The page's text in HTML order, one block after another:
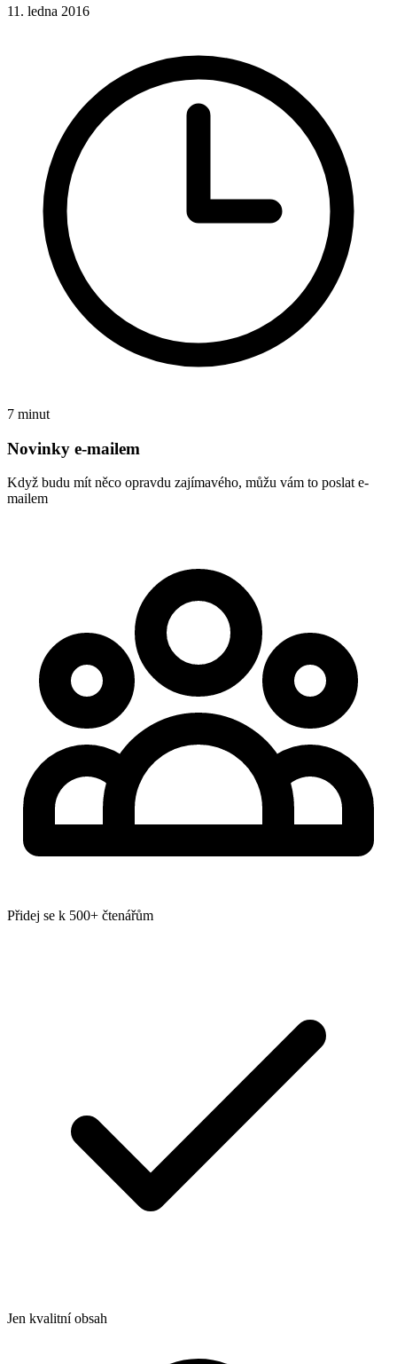
11. ledna 2016
7 minut
Novinky e-mailem
Když budu mít něco opravdu zajímavého, můžu vám to poslat e-
mailem
Přidej se k 500+ čtenářům
Jen kvalitní obsah